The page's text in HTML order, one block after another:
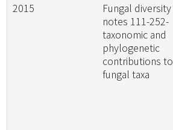
2015
Fungal diversity
notes 111-252-
taxonomic and
phylogenetic
contributions to
fungal taxa